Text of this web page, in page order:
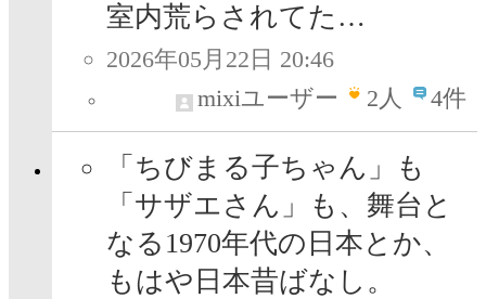
室内荒らされてた…
2026年05月22日 20:46
mixiユーザー
2人 4件
「ちびまる子ちゃん」も
「サザエさん」も、舞台と
なる1970年代の日本とか、
もはや日本昔ばなし。